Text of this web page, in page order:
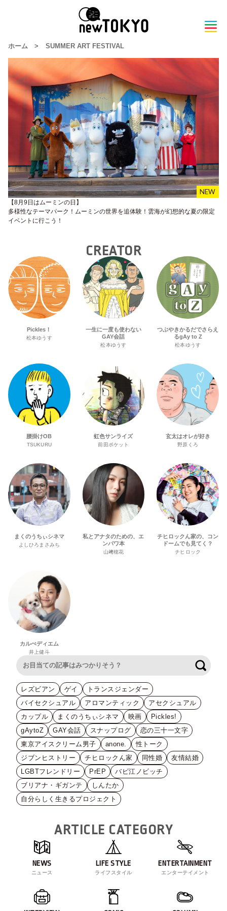
ホーム > SUMMER ART FESTIVAL
【8月9日はムーミンの日】
多様性なテーマパーク！ムーミンの世界を追体験！雲海が幻想的な夏の限定
イベントに行こう！
CREATOR
Pickles！
松本ゆうす
一生に一度も使わない
GAY会話
松本ゆうす
つぶやきかるだでさらえ
るgAy to Z
松本ゆうす
腰掛けOB
TSUKURU
虹色サンライズ
前田ポケット
玄太はオレが好き
野原くろ
まくのうちぃシネマ
よしひろまさみち
私とアナタのための、エ
ンパワ本
山﨑穂花
チヒロックん家の、コン
ドームでも見てく？
チヒロック
カルぺディエム
井上健斗
レズビアン ゲイ
トランスジェンダー
バイセクシュアル
アロマンティック
アセクシュアル
カップル
まくのうちぃシネマ 映画
Pickles!
gAytoZ
GAY会話 スナップログ
恋の三十一文字
東京アイスクリーム男子
anone.
性トーク
ジブンヒストリー
チヒロックん家 同性婚
友情結婚
LGBTフレンドリー
PrEP
バビ江ノビッチ
ブリアナ・ギガンテ
しんたか
自分らしく生きるプロジェクト
ARTICLE CATEGORY
NEWS
ニュース
LIFE STYLE
ライフスタイル
ENTERTAINMENT
エンターテイメント